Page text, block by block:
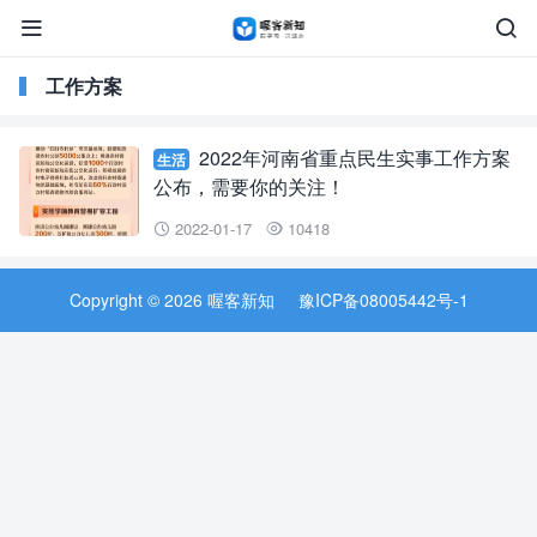


工作方案
生活
2022年河南省重点民生实事工作方案
公布，需要你的关注！
 2022-01-17  10418
Copyright © 2026 喔客新知 豫ICP备08005442号-1